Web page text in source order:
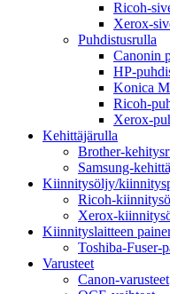
Ricoh-
Xerox-
Puhdistusrulla
Canonin
HP-
Konica
Ricoh-
Xerox-
Kehittäjärulla
Brother-
Samsung-
Kiinnitysöljy/
Ricoh-
Xerox-
Kiinnityslaitteen
Toshiba-Fuser-
Varusteet
Canon-varusteet